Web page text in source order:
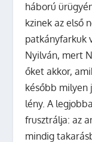
háború
kzinek az első
patkányfarkuk
Nyilván, mert
őket akkor,
később milyen
lény. A
frusztrálja: az
mindig